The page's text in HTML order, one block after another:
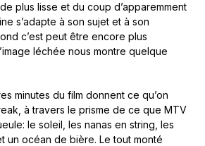
plus lisse et du coup d’apparemment
s’adapte à son sujet et à son
c’est peut être encore plus
léchée nous montre quelque
minutes du film donnent ce qu’on
à travers le prisme de ce que MTV
le soleil, les nanas en string, les
un océan de bière. Le tout monté